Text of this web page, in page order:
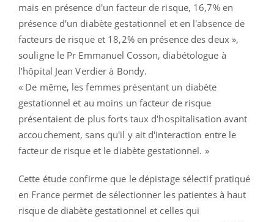
mais en présence d'un facteur de risque, 16,7% en
présence d'un diabète gestationnel et en l'absence de
facteurs de risque et 18,2% en présence des deux »,
souligne le Pr Emmanuel Cosson, diabétologue à
l’hôpital Jean Verdier à Bondy.
« De même, les femmes présentant un diabète
gestationnel et au moins un facteur de risque
présentaient de plus forts taux d'hospitalisation avant
accouchement, sans qu'il y ait d'interaction entre le
facteur de risque et le diabète gestationnel. »
Cette étude confirme que le dépistage sélectif pratiqué
en France permet de sélectionner les patientes à haut
risque de diabète gestationnel et celles qui